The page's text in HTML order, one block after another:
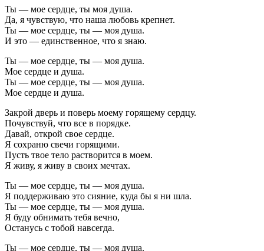
Ты — мое сердце, ты моя душа.
Да, я чувствую, что наша любовь крепнет.
Ты — мое сердце, ты — моя душа.
И это — единственное, что я знаю.
Ты — мое сердце, ты — моя душа.
Мое сердце и душа.
Ты — мое сердце, ты — моя душа.
Мое сердце и душа.
Закрой дверь и поверь моему горящему сердцу.
Почувствуй, что все в порядке.
Давай, открой свое сердце.
Я сохраню свечи горящими.
Пусть твое тело растворится в моем.
Я живу, я живу в своих мечтах.
Ты — мое сердце, ты — моя душа.
Я поддерживаю это сияние, куда бы я ни шла.
Ты — мое сердце, ты — моя душа.
Я буду обнимать тебя вечно,
Останусь с тобой навсегда.
Ты — мое сердце, ты — моя душа.